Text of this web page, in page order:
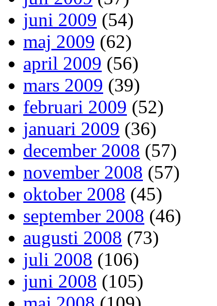
juni 2009 (54)
maj 2009 (62)
april 2009 (56)
mars 2009 (39)
februari 2009 (52)
januari 2009 (36)
december 2008 (57)
november 2008 (57)
oktober 2008 (45)
september 2008 (46)
augusti 2008 (73)
juli 2008 (106)
juni 2008 (105)